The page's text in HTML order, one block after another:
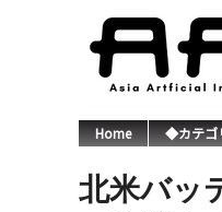
Home ◆カテゴ
北米バッ